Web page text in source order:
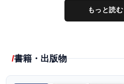
もっと読む
書籍・出版物